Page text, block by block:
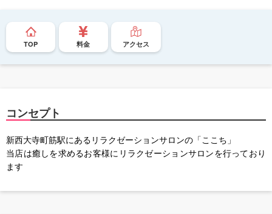
TOP 料金 アクセス
コンセプト
新西大寺町筋駅にあるリラクゼーションサロンの「ここち」
当店は癒しを求めるお客様にリラクゼーションサロンを行っており
ます